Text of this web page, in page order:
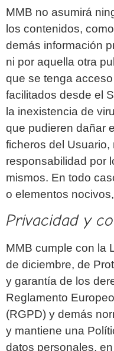
MMB no asumirá
los contenidos,
demás información
ni por aquella otra
que se tenga
facilitados desde el
la inexistencia de
que pudieren dañar
ficheros del
responsabilidad por
mismos. En todo
o elementos
Privacidad y
MMB cumple con la
de diciembre, de
y garantía de los
Reglamento
(RGPD) y demás
y mantiene una
datos personales,